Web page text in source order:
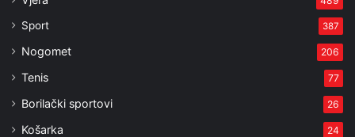
Sport 387
Nogomet 206
Tenis 77
Borilački sportovi 26
Košarka 24